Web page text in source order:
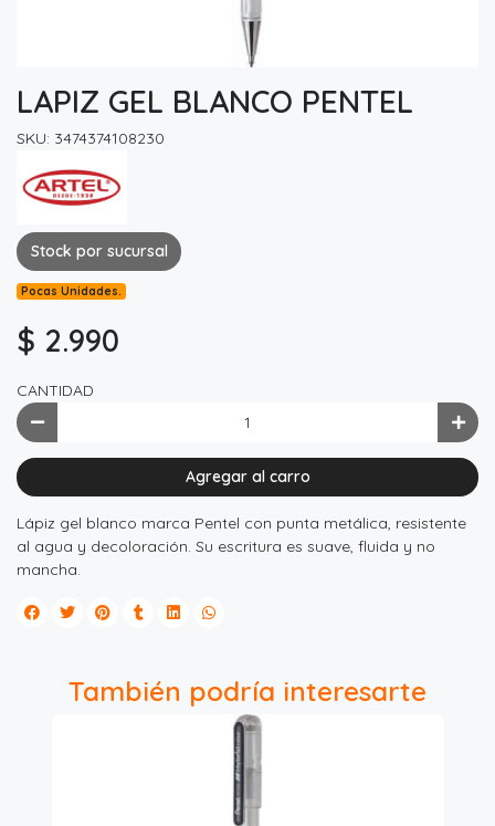
LAPIZ GEL BLANCO PENTEL
SKU: 3474374108230
Stock por sucursal
Pocas Unidades.
$ 2.990
CANTIDAD
Agregar al carro
Lápiz gel blanco marca Pentel con punta metálica, resistente
al agua y decoloración. Su escritura es suave, fluida y no
mancha.
También podría interesarte